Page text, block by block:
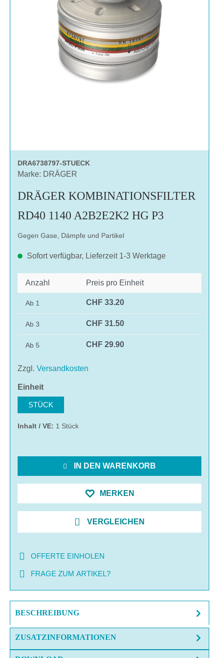
DRA6738797-STUECK
Marke: DRÄGER
DRÄGER KOMBINATIONSFILTER
RD40 1140 A2B2E2K2 HG P3
Gegen Gase, Dämpfe und Partikel
Sofort verfügbar, Lieferzeit 1-3 Werktage
Anzahl Preis pro Einheit
Ab 1 CHF 33.20
Ab 3 CHF 31.50
Ab 5 CHF 29.90
Zzgl. Versandkosten
Einheitauswählen
STÜCK
Inhalt / VE: 1 Stück
IN DEN WARENKORB
MERKEN
VERGLEICHEN
OFFERTE EINHOLEN
FRAGE ZUM ARTIKEL?
BESCHREIBUNG
ZUSATZINFORMATIONEN